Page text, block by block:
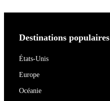
Destinations populaires
États-Unis
Europe
Océanie